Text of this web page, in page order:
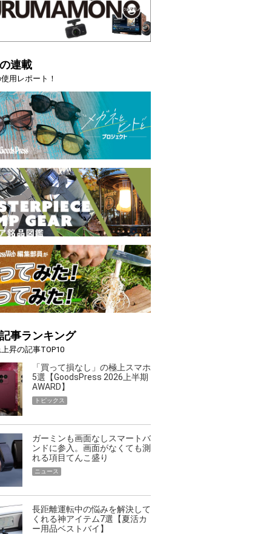
こそ“映える”タフな腕時計を。G-
」は本当に機能も見た…
連載
用レポート！
事ランキング
昇の記事TOP10
「買って損なし」の極上スマホ
5選【GoodsPress 2026上半期
AWARD】
トピックス
ガーミンも画面なしスマートバ
ンドに参入。画面がなくても測
れる項目てんこ盛り
ニュース
長距離運転中の悩みを解決して
くれる神アイテム7選【夏活カ
ー用品ベストバイ】